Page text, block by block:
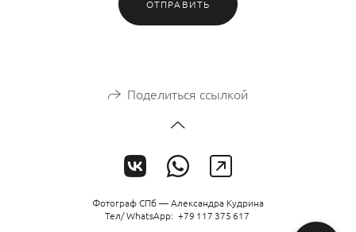
ОТПРАВИТЬ
Поделиться ссылкой
Фотограф СПб — Александра Кудрина
Тел/ WhatsАpp: +79 117 375 617